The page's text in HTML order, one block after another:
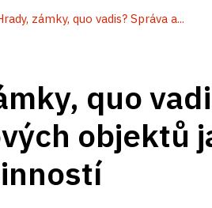
zámky, quo vadis? Správa a...
quo
objektů